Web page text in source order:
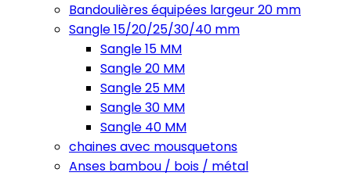
Bandoulières équipées largeur 20 mm
Sangle 15/20/25/30/40 mm
Sangle 15 MM
Sangle 20 MM
Sangle 25 MM
Sangle 30 MM
Sangle 40 MM
chaines avec mousquetons
Anses bambou / bois / métal